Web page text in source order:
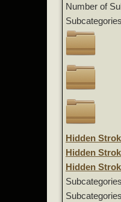
Number of
Hidden
Hidden
Hidden